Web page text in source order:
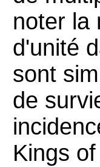
noter la
d'unité
sont
de
Kings